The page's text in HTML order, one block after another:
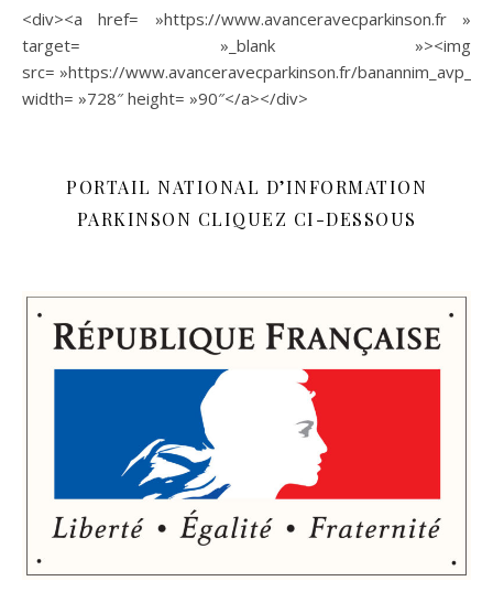
<div><a href= »https://www.avanceravecparkinson.fr »
target= »_blank »><img
src= »https://www.avanceravecparkinson.fr/
width= »728″ height= »90″</a></div>
PORTAIL NATIONAL D’INFORMATION
PARKINSON CLIQUEZ CI-DESSOUS